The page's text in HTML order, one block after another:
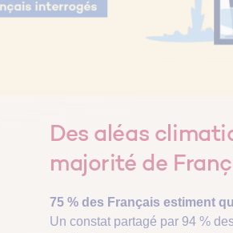
Des aléas
majorité de
75 % des Français estiment
Un constat partagé par 94 %